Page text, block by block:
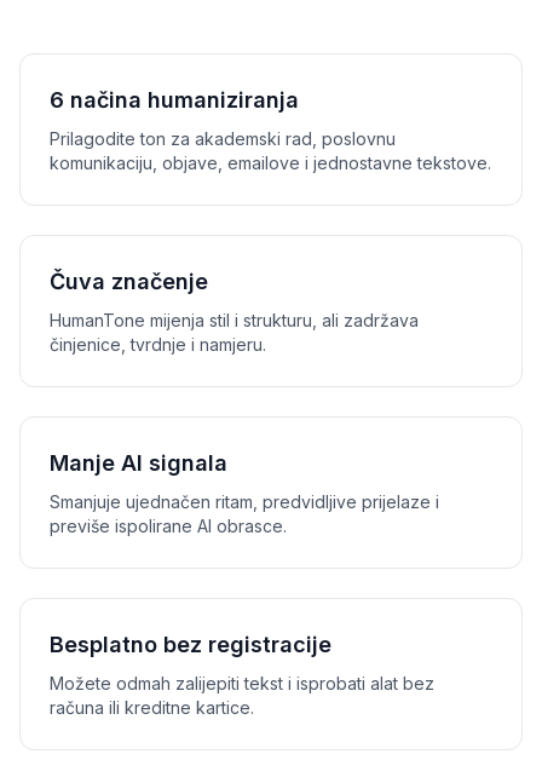
6 načina humaniziranja
Prilagodite ton za akademski rad, poslovnu
komunikaciju, objave, emailove i jednostavne tekstove.
Čuva značenje
HumanTone mijenja stil i strukturu, ali zadržava
činjenice, tvrdnje i namjeru.
Manje AI signala
Smanjuje ujednačen ritam, predvidljive prijelaze i
previše ispolirane AI obrasce.
Besplatno bez registracije
Možete odmah zalijepiti tekst i isprobati alat bez
računa ili kreditne kartice.